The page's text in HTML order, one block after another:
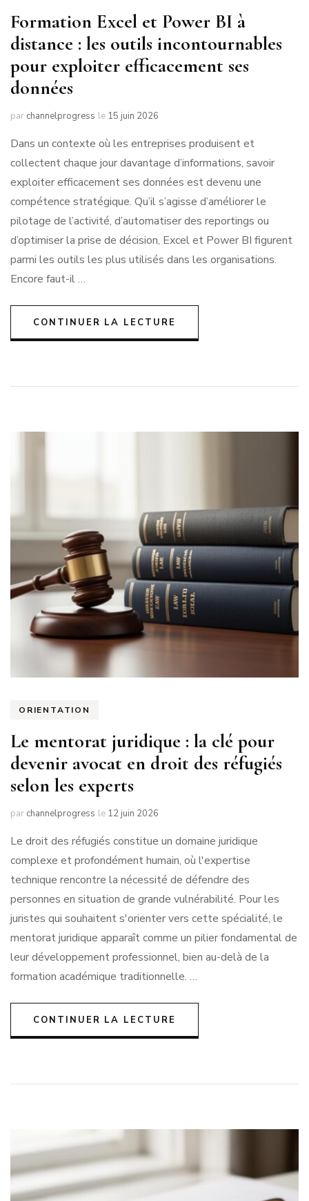
Formation Excel et Power BI à
distance : les outils incontournables
pour exploiter efficacement ses
données
par channelprogress le 15 juin 2026
Dans un contexte où les entreprises produisent et
collectent chaque jour davantage d’informations, savoir
exploiter efficacement ses données est devenu une
compétence stratégique. Qu’il s’agisse d’améliorer le
pilotage de l’activité, d’automatiser des reportings ou
d’optimiser la prise de décision, Excel et Power BI figurent
parmi les outils les plus utilisés dans les organisations.
Encore faut-il …
CONTINUER LA LECTURE
ORIENTATION
Le mentorat juridique : la clé pour
devenir avocat en droit des réfugiés
selon les experts
par channelprogress le 12 juin 2026
Le droit des réfugiés constitue un domaine juridique
complexe et profondément humain, où l'expertise
technique rencontre la nécessité de défendre des
personnes en situation de grande vulnérabilité. Pour les
juristes qui souhaitent s'orienter vers cette spécialité, le
mentorat juridique apparaît comme un pilier fondamental de
leur développement professionnel, bien au-delà de la
formation académique traditionnelle. …
CONTINUER LA LECTURE